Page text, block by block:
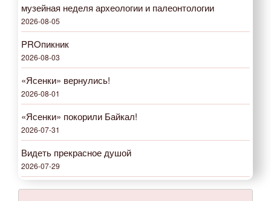
музейная неделя археологии и палеонтологии
2026-08-05
PROпикник
2026-08-03
«Ясенки» вернулись!
2026-08-01
«Ясенки» покорили Байкал!
2026-07-31
Видеть прекрасное душой
2026-07-29